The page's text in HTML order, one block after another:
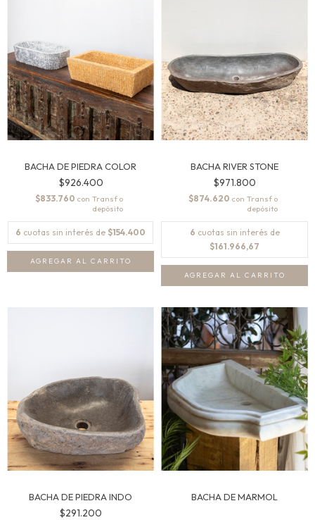
BACHA DE PIEDRA COLOR
$926.400
$833.760 con
6 cuotas sin interés de $154.400
AGREGAR AL CARRITO
BACHA RIVER STONE
$971.800
$874.620 con
6 cuotas sin interés de
$161.966,67
BACHA DE PIEDRA INDO
$291.200
BACHA DE MARMOL